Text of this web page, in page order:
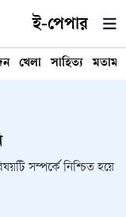
ই-পেপার
খেলা সাহিত্য মতামত
সম্পর্কে নিশ্চিত হয়ে